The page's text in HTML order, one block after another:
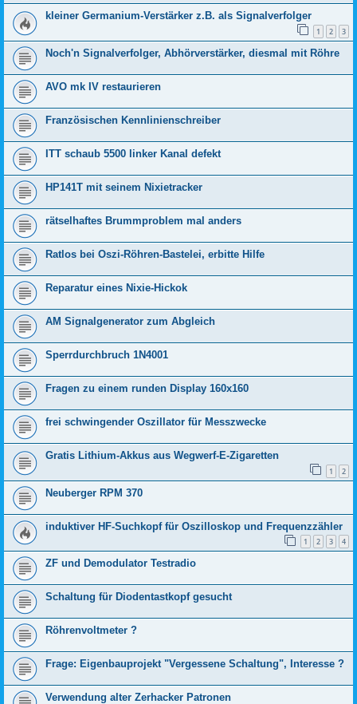
kleiner Germanium-Verstärker z.B. als Signalverfolger
1 2 3
Noch'n Signalverfolger, Abhörverstärker, diesmal mit Röhre
AVO mk IV restaurieren
Französischen Kennlinienschreiber
ITT schaub 5500 linker Kanal defekt
HP141T mit seinem Nixietracker
rätselhaftes Brummproblem mal anders
Ratlos bei Oszi-Röhren-Bastelei, erbitte Hilfe
Reparatur eines Nixie-Hickok
AM Signalgenerator zum Abgleich
Sperrdurchbruch 1N4001
Fragen zu einem runden Display 160x160
frei schwingender Oszillator für Messzwecke
Gratis Lithium-Akkus aus Wegwerf-E-Zigaretten
1 2
Neuberger RPM 370
induktiver HF-Suchkopf für Oszilloskop und Frequenzzähler
1 2 3 4
ZF und Demodulator Testradio
Schaltung für Diodentastkopf gesucht
Röhrenvoltmeter ?
Frage: Eigenbauprojekt "Vergessene Schaltung", Interesse ?
Verwendung alter Zerhacker Patronen